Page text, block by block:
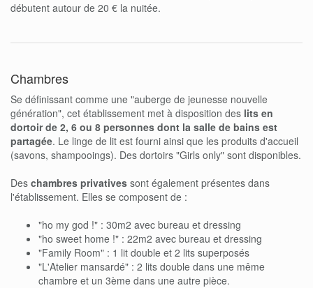
débutent autour de 20 € la nuitée.
Chambres
Se définissant comme une "auberge de jeunesse nouvelle
génération", cet établissement met à disposition des lits en
dortoir de 2, 6 ou 8 personnes dont la salle de bains est
partagée. Le linge de lit est fourni ainsi que les produits d'accueil
(savons, shampooings). Des dortoirs "Girls only" sont disponibles.
Des chambres privatives sont également présentes dans
l'établissement. Elles se composent de :
"ho my god !" : 30m2 avec bureau et dressing
"ho sweet home !" : 22m2 avec bureau et dressing
"Family Room" : 1 lit double et 2 lits superposés
"L'Atelier mansardé" : 2 lits double dans une même
chambre et un 3ème dans une autre pièce.